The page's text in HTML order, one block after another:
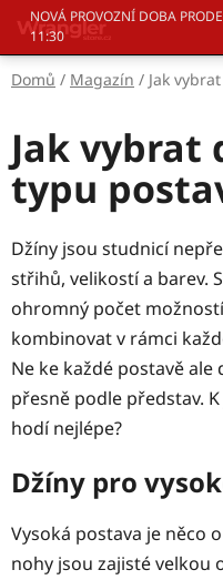
Přejít
obsah
NOVÁ PROVOZNÍ DOBA
11:30
Domů / Magazín / Jak
Jak vybrat
typu
Džíny jsou studnicí
střihů, velikostí a barev.
ohromný počet
kombinovat v rámci
Ne ke každé postavě
přesně podle představ.
hodí nejlépe?
Džíny pro
Vysoká postava je něco
nohy jsou zajisté velkou